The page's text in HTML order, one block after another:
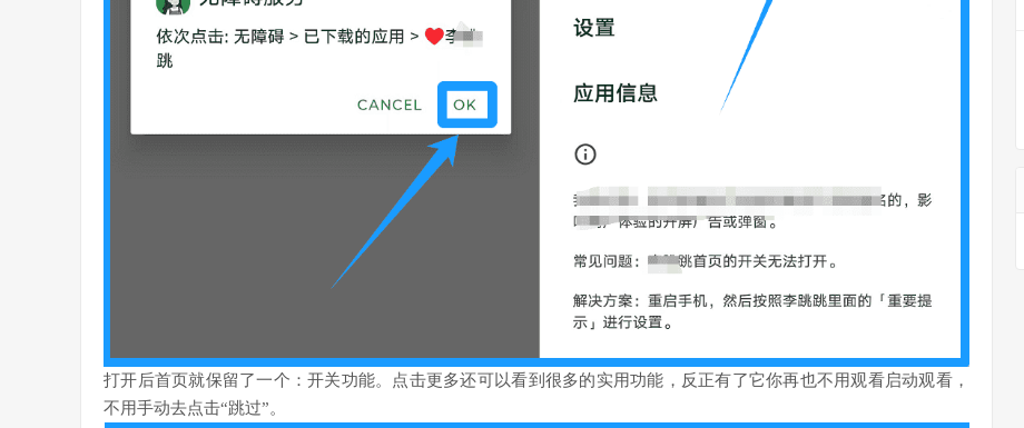
打开后首页就保留了一个：开关功能。点击更多还可以看到很多的实用功能，反正有了它你再也不用观看启动观看，
不用手动去点击“跳过”。